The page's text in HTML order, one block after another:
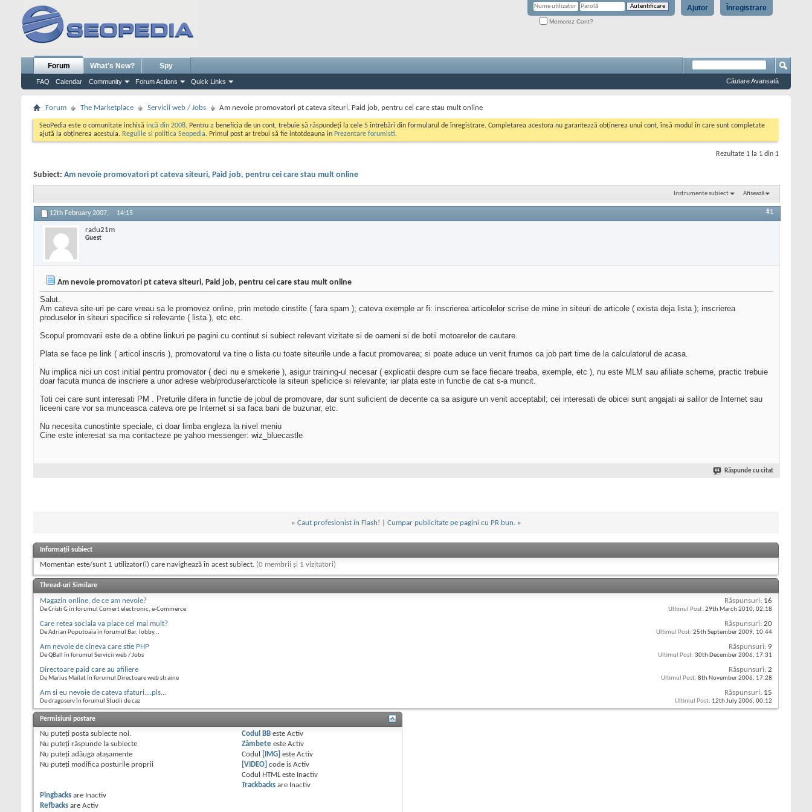
Înregistrare
Ajutor
Memorez Cont?
Forum
FAQ Calendar Community Forum Actions Quick Links
What's New? Spy
Căutare Avansată
Forum The Marketplace Servicii web / Jobs Am nevoie promovatori pt cateva siteuri, Paid job, pentru cei care stau mult online
SeoPedia este o comunitate inchisă incă din 2008. Pentru a beneficia de un cont, trebuie să răspundeți la cele 5 întrebări din formularul de înregistrare. Completarea acestora nu garantează obținerea unui cont, însă modul în care sunt completate
ajută la obținerea acestuia. Regulile si politica Seopedia. Primul post ar trebui să fie intotdeauna in Prezentare forumisti.
Rezultate 1 la 1 din 1
Subiect: Am nevoie promovatori pt cateva siteuri, Paid job, pentru cei care stau mult online
Instrumente subiect Afișează
12th February 2007, 14:15 #1
radu21m
Guest
Am nevoie promovatori pt cateva siteuri, Paid job, pentru cei care stau mult online
Salut.
Am cateva site-uri pe care vreau sa le promovez online, prin metode cinstite ( fara spam ); cateva exemple ar fi: inscrierea articolelor scrise de mine in siteuri de articole ( exista deja lista ); inscrierea
produselor in siteuri specifice si relevante ( lista ), etc etc.
Scopul promovarii este de a obtine linkuri pe pagini cu continut si subiect relevant vizitate si de oameni si de botii motoarelor de cautare.
Plata se face pe link ( articol inscris ), promovatorul va tine o lista cu toate siteurile unde a facut promovarea; si poate aduce un venit frumos ca job part time de la calculatorul de acasa.
Nu implica nici un cost initial pentru promovator ( deci nu e smekerie ), asigur training-ul necesar ( explicatii despre cum se face fiecare treaba, exemple, etc ), nu este MLM sau afiliate scheme, practic trebuie
doar facuta munca de inscriere a unor adrese web/produse/arcticole la siteuri speficice si relevante; iar plata este in functie de cat s-a muncit.
Toti cei care sunt interesati PM . Preturile difera in functie de jobul de promovare, dar sunt suficient de decente ca sa asigure un venit acceptabil; cei interesati de obicei sunt angajati ai salilor de Internet sau
liceeni care vor sa munceasca cateva ore pe Internet si sa faca bani de buzunar, etc.
Nu necesita cunostinte speciale, ci doar limba engleza la nivel meniu
Cine este interesat sa ma contacteze pe yahoo messenger: wiz_bluecastle
Răspunde cu citat
« Caut profesionist in Flash! Cumpar publicitate pe pagini cu PR bun. »
Informații subiect
Momentan este/sunt 1 utilizator(i) care navighează în acest subiect. (0 membrii și 1 vizitatori)
Thread-uri Similare
Magazin online, de ce am nevoie?
De Cristi G în forumul Comert electronic, e-Commerce
Răspunsuri: 16
Ultimul Post: 29th March 2010, 02:18
Care retea sociala va place cel mai mult?
De Adrian Poputoaia în forumul Bar, lobby...
Răspunsuri: 20
Ultimul Post: 25th September 2009, 10:44
Am nevoie de cineva care stie PHP
De QBall în forumul Servicii web / Jobs
Răspunsuri: 9
Ultimul Post: 30th December 2006, 17:31
Directoare paid care au afiliere
De Marius Mailat în forumul Directoare web straine
Răspunsuri: 2
Ultimul Post: 8th November 2006, 17:28
Am si eu nevoie de cateva sfaturi....pls...
De dragoserv în forumul Studii de caz
Răspunsuri: 15
Ultimul Post: 12th July 2006, 00:12
Permisiuni postare
Nu puteţi posta subiecte noi.
Nu puteţi răspunde la subiecte
Nu puteţi adăuga ataşamente
Nu puteţi modifica posturile proprii
Codul BB esteActiv
Zâmbete esteActiv
Codul
[IMG] esteActiv
[VIDEO] code isActiv
Codul HTML este Inactiv
Trackbacks are Inactiv
Pingbacks are Inactiv
Refbacks are Activ